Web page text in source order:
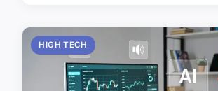
HIGH TECH